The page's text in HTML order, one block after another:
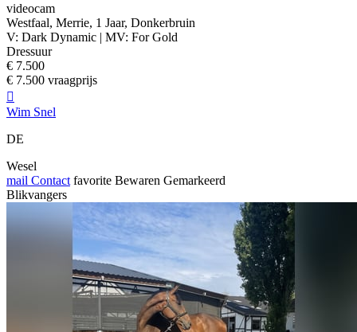
videocam
Westfaal, Merrie, 1 Jaar, Donkerbruin
V: Dark Dynamic | MV: For Gold
Dressuur
€ 7.500
€ 7.500 vraagprijs

Wim Snel
DE
Wesel
mail Contact favorite Bewaren Gemarkeerd
Blikvangers